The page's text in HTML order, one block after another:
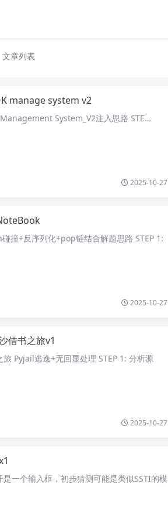
文章列表
manage system v2
System_V2注入思路 STE…
2025-10-27
撞+反序列化+pop链结合解题思路 STEP 1:
2025-10-27
借书之旅v1
Pyjail逃逸+无回显处理 STEP 1: 分析源
2025-10-27
一个输入框，初步猜测可能是类似SSTI的模